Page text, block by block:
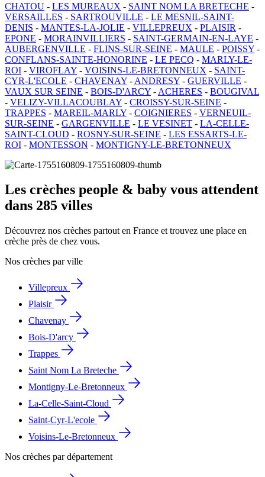
CHATOU - LES MUREAUX - SAINT NOM LA BRETECHE -
VERSAILLES - SARTROUVILLE - LE MESNIL-SAINT-
DENIS - MANTES-LA-JOLIE - VILLEPREUX - PLAISIR -
EPONE - MORAINVILLIERS - SAINT-GERMAIN-EN-LAYE -
AUBERGENVILLE - FLINS-SUR-SEINE - MAULE - POISSY -
CONFLANS-SAINTE-HONORINE - LE PECQ - MARLY-LE-
ROI - VIROFLAY - VOISINS-LE-BRETONNEUX - SAINT-
CYR-L'ECOLE - CHAVENAY - ANDRESY - GUERVILLE -
VAUX SUR SEINE - BOIS-D'ARCY - ACHERES - BOUGIVAL
- VELIZY-VILLACOUBLAY - CROISSY-SUR-SEINE -
TRAPPES - MAREIL-MARLY - COIGNIERES - VERNEUIL-
SUR-SEINE - GARGENVILLE - LE VESINET - LA-CELLE-
SAINT-CLOUD - ROSNY-SUR-SEINE - LES ESSARTS-LE-
ROI - MONTESSON - MONTIGNY-LE-BRETONNEUX
Les crèches people & baby vous attendent
dans 285 villes
Découvrez nos crèches partout en France et trouvez une place en
crèche près de chez vous.
Nos crèches par ville
Villepreux
Plaisir
Chavenay
Bois-D'arcy
Trappes
Saint Nom La Breteche
Montigny-Le-Bretonneux
La-Celle-Saint-Cloud
Saint-Cyr-L'ecole
Voisins-Le-Bretonneux
Nos crèches par département